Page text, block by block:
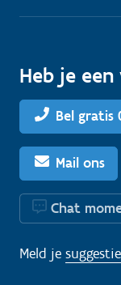
Heb je een
Bel gratis
Mail ons
Chat
Meld je suggestie